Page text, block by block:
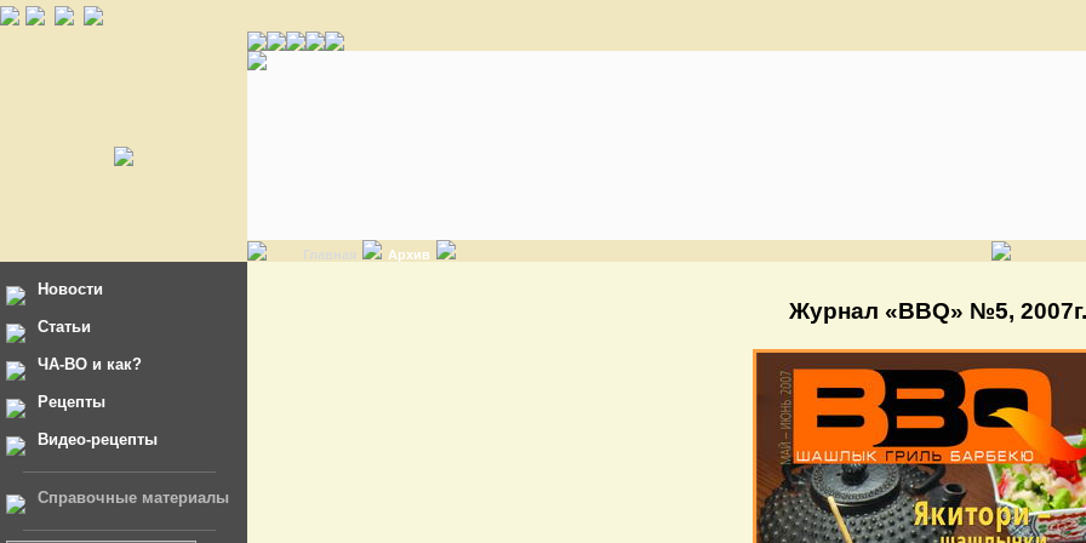
Главная Архив
Новости
Статьи
ЧА-ВО и как?
Рецепты
Видео-рецепты
Справочные материалы
Журнал «BBQ» №5, 2007г.